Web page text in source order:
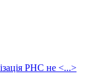
РНС не <...>